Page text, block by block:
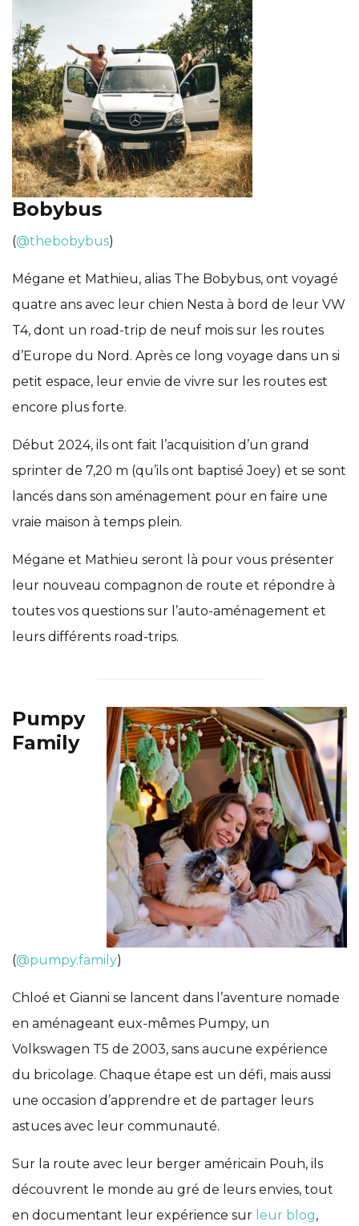
Bobybus
(@thebobybus)
Mégane et Mathieu, alias The Bobybus, ont voyagé
quatre ans avec leur chien Nesta à bord de leur VW
T4, dont un road-trip de neuf mois sur les routes
d’Europe du Nord. Après ce long voyage dans un si
petit espace, leur envie de vivre sur les routes est
encore plus forte.
Début 2024, ils ont fait l’acquisition d’un grand
sprinter de 7,20 m (qu’ils ont baptisé Joey) et se sont
lancés dans son aménagement pour en faire une
vraie maison à temps plein.
Mégane et Mathieu seront là pour vous présenter
leur nouveau compagnon de route et répondre à
toutes vos questions sur l’auto-aménagement et
leurs différents road-trips.
Pumpy
Family
(@pumpy.family)
Chloé et Gianni se lancent dans l’aventure nomade
en aménageant eux-mêmes Pumpy, un
Volkswagen T5 de 2003, sans aucune expérience
du bricolage. Chaque étape est un défi, mais aussi
une occasion d’apprendre et de partager leurs
astuces avec leur communauté.
Sur la route avec leur berger américain Pouh, ils
découvrent le monde au gré de leurs envies, tout
en documentant leur expérience sur leur blog,